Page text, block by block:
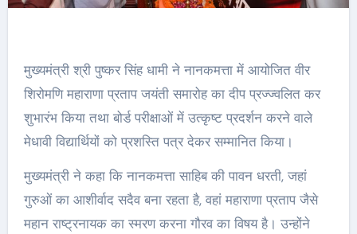
मुख्यमंत्री श्री पुष्कर सिंह धामी ने नानकमत्ता में आयोजित वीर
शिरोमणि महाराणा प्रताप जयंती समारोह का दीप प्रज्ज्वलित कर
शुभारंभ किया तथा बोर्ड परीक्षाओं में उत्कृष्ट प्रदर्शन करने वाले
मेधावी विद्यार्थियों को प्रशस्ति पत्र देकर सम्मानित किया।
मुख्यमंत्री ने कहा कि नानकमत्ता साहिब की पावन धरती, जहां
गुरुओं का आशीर्वाद सदैव बना रहता है, वहां महाराणा प्रताप जैसे
महान राष्ट्रनायक का स्मरण करना गौरव का विषय है। उन्होंने